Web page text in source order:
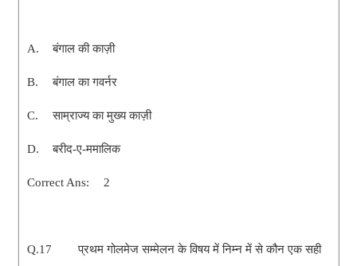
A. बंगाल की काज़ी
B. बंगाल का गवर्नर
C. साम्राज्य का मुख्य काज़ी
D. बरीद-ए-ममालिक
Correct Ans: 2
Q.17
प्रथम गोलमेज सम्मेलन के विषय में निम्न में से कौन एक सही